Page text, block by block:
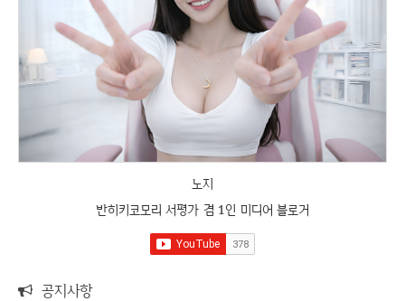
노지
반히키코모리 서평가 겸 1인 미디어 블로거
공지사항